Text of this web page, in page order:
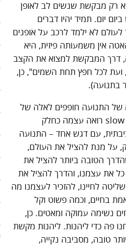
קיצור תולדות הזמן
קמפיינים
רק לא רשת
שני בשרי
יום ההתנתקות הבינלאומי
ארכיון
פוסטים מומלצים
אודות
אודות האתר
ספרים מומלצים – רשימה
רק מבקשת שנשים לב לאופן
יום. תמיד יהיו דברים
לא ילמד לרכב על אופנים
אין משמעותה פיזית, היא
דרך המבקשת למצוא את הקצב
ועת לכל חפץ תחת השמים", כן,
בתנועה).
של התנועה חופפים לאלה של
התנועה האקולוגית, ואכן slow רואה עצמה כחלק
עם דגש אחד – התנועה
על מנת להציל את העולם,
הטובה ביותר להציל את
את עצמנו, והדרך להציל את
לחיינו, להזכיר לעצמנו מה
בחיים, וכמה פשוט וקל
נשימה עמוקה ומאטים. כן,
פה כדי ליהנות. ליהנות מקשת
טובה, מסביבה נקייה,